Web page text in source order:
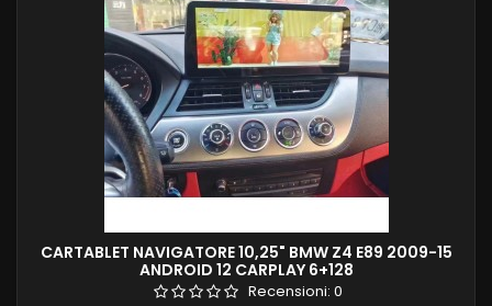
CARTABLET NAVIGATORE 10,25" BMW Z4 E89 2009-15
ANDROID 12 CARPLAY 6+128
Recensioni: 0